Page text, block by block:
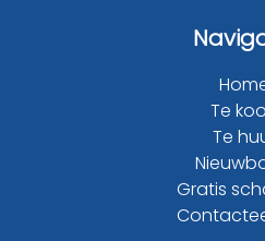
Te
Te
Gratis